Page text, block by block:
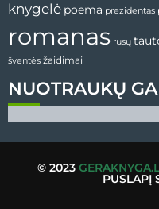
NUOTRAUKŲ
knygelė poema prezidentas
romanas rusų
šventės žaidimai
© 2023
PUSLAPĮ